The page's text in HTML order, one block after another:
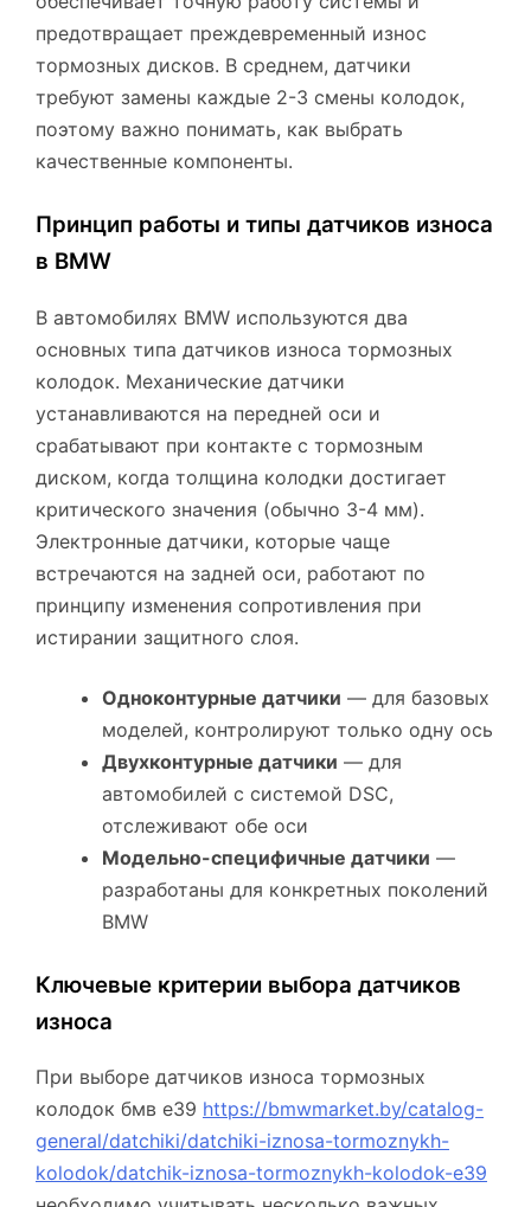
предотвращает преждевременный износ
тормозных дисков. В среднем, датчики
требуют замены каждые 2-3 смены колодок,
поэтому важно понимать, как выбрать
качественные компоненты.
Принцип работы и типы датчиков износа
в BMW
В автомобилях BMW используются два
основных типа датчиков износа тормозных
колодок. Механические датчики
устанавливаются на передней оси и
срабатывают при контакте с тормозным
диском, когда толщина колодки достигает
критического значения (обычно 3-4 мм).
Электронные датчики, которые чаще
встречаются на задней оси, работают по
принципу изменения сопротивления при
истирании защитного слоя.
Одноконтурные датчики — для базовых
моделей, контролируют только одну ось
Двухконтурные датчики — для
автомобилей с системой DSC,
отслеживают обе оси
Модельно-специфичные датчики —
разработаны для конкретных поколений
BMW
Ключевые критерии выбора датчиков
износа
При выборе датчиков износа тормозных
колодок бмв е39 https://bmwmarket.by/catalog-
general/datchiki/datchiki-iznosa-tormoznykh-
kolodok/datchik-iznosa-tormoznykh-kolodok-e39